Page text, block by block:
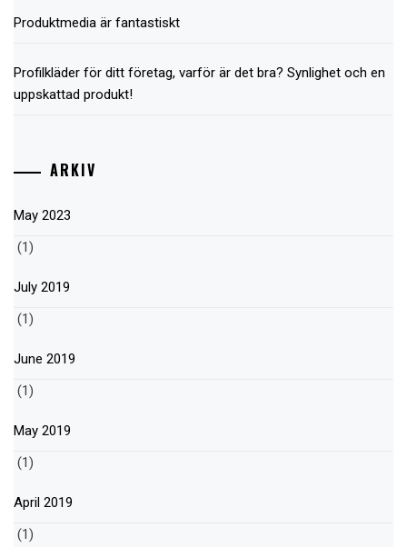
Produktmedia är fantastiskt
Profilkläder för ditt företag, varför är det bra? Synlighet och en
uppskattad produkt!
ARKIV
May 2023
(1)
July 2019
(1)
June 2019
(1)
May 2019
(1)
April 2019
(1)